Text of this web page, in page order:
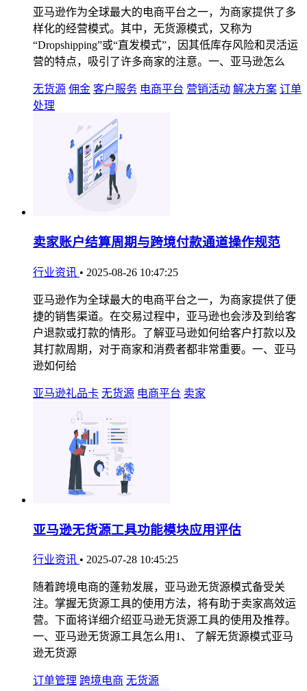
亚马逊作为全球最大的电商平台之一，为商家提供了多
样化的经营模式。其中，无货源模式，又称为
“Dropshipping”或“直发模式”，因其低库存风险和灵活运
营的特点，吸引了许多商家的注意。一、亚马逊怎么
无货源 佣金 客户服务 电商平台 营销活动 解决方案 订单
处理
卖家账户结算周期与跨境付款通道操作规范
行业资讯 • 2025-08-26 10:47:25
亚马逊作为全球最大的电商平台之一，为商家提供了便
捷的销售渠道。在交易过程中，亚马逊也会涉及到给客
户退款或打款的情形。了解亚马逊如何给客户打款以及
其打款周期，对于商家和消费者都非常重要。一、亚马
逊如何给
亚马逊礼品卡 无货源 电商平台 卖家
亚马逊无货源工具功能模块应用评估
行业资讯 • 2025-07-28 10:45:25
随着跨境电商的蓬勃发展，亚马逊无货源模式备受关
注。掌握无货源工具的使用方法，将有助于卖家高效运
营。下面将详细介绍亚马逊无货源工具的使用及推荐。
一、亚马逊无货源工具怎么用1、 了解无货源模式亚马
逊无货源
订单管理 跨境电商 无货源